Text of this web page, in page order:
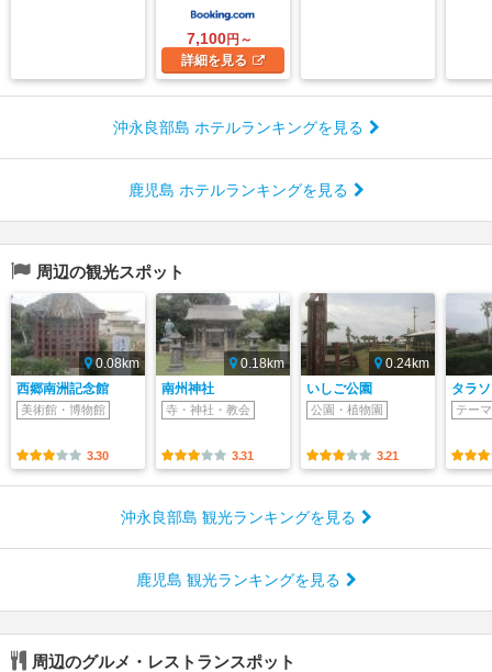
7,100円～
詳細を見る
沖永良部島 ホテルランキングを見る
鹿児島 ホテルランキングを見る
周辺の観光スポット
0.08km
西郷南洲記念館
美術館・博物館
3.30
0.18km
南州神社
寺・神社・教会
3.31
0.24km
いしご公園
公園・植物園
3.21
タラ
テー
沖永良部島 観光ランキングを見る
鹿児島 観光ランキングを見る
周辺のグルメ・レストランスポット